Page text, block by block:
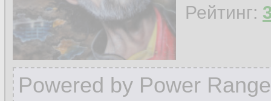
Рейтинг:
Powered by Power